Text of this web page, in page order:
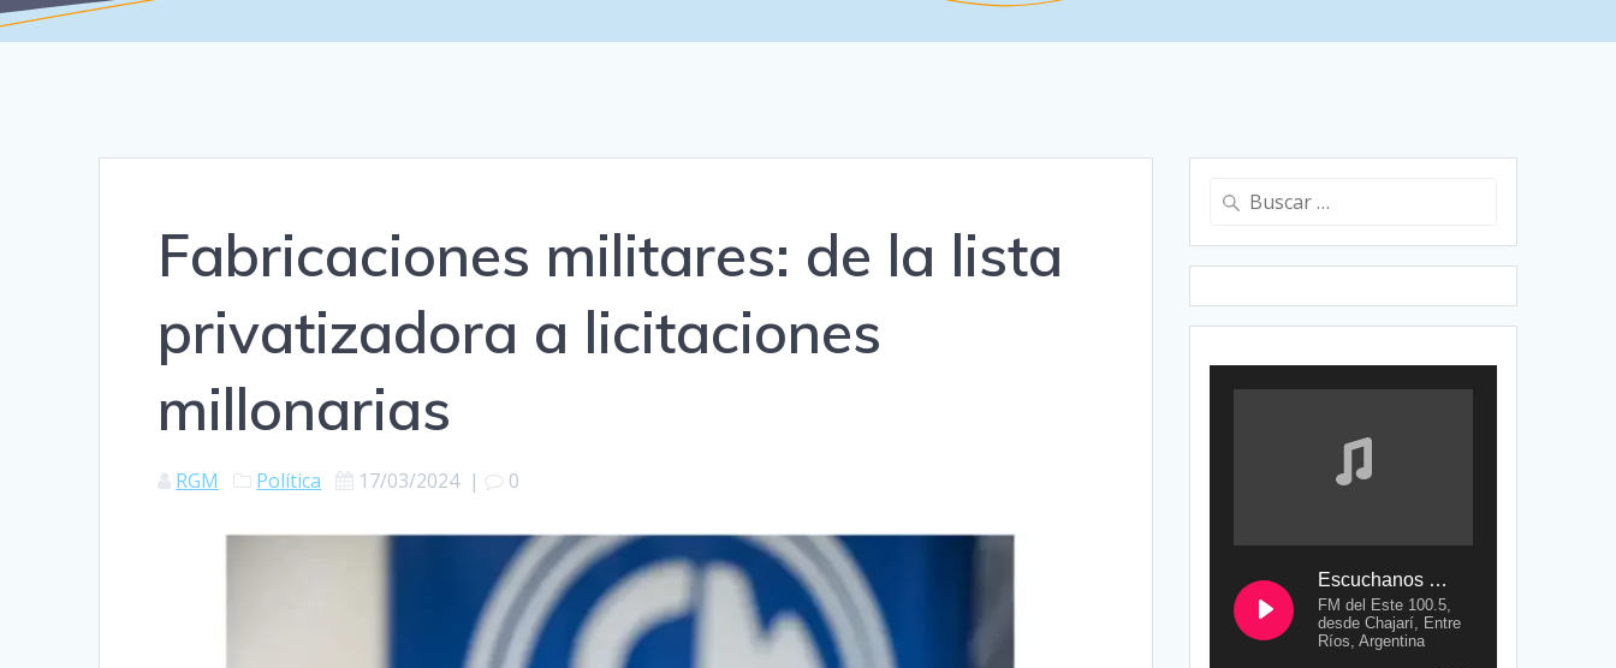
Fabricaciones militares: de la lista
privatizadora a licitaciones
millonarias
RGM Política 17/03/2024| 0
Buscar:
Escuchanos en Vivo
FM del Este 100.5,
desde Chajarí, Entre
Ríos, Argentina